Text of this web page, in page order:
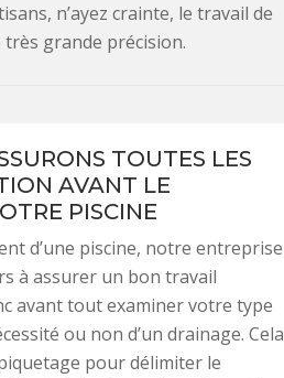
n’ayez crainte, le travail de
grande précision.
TOUTES LES
AVANT LE
PISCINE
d’une piscine, notre entreprise
à assurer un bon travail
avant tout examiner votre type
ou non d’un drainage. Cela
pour délimiter le